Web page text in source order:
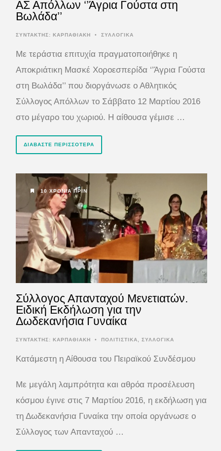
ΑΣ Απόλλων ‘’Άγρια Γούστα στη
Βωλάδα’’
ΣΥΝΤΆΚΤΗΣ: ΚΑΡΠΑΘΙΑΚΗ • ΣΥΛΛΟΓΙΚΑ
Με τεράστια επιτυχία πραγματοποιήθηκε η
Αποκριάτικη Μασκέ Χοροεσπερίδα ‘’Άγρια Γούστα
στη Βωλάδα’’ που διοργάνωσε ο Αθλητικός
Σύλλογος Απόλλων το Σάββατο 12 Μαρτίου 2016
στο μέγαρο του χωριού. Η αίθουσα γέμισε …
ΔΙΑΒΆΣΤΕ ΠΕΡΙΣΣΌΤΕΡΑ
10 ΧΡΌΝΙΑ ΠΡΙΝ
Σύλλογος Απανταχού Μενετιατών.
Ειδική Εκδήλωση για την
Δωδεκανήσια Γυναίκα
ΣΥΝΤΆΚΤΗΣ: ΚΑΡΠΑΘΙΑΚΗ • ΠΟΛΙΤΙΣΤΙΚΑ ΣΥΛΛΟΓΙΚΑ
Κατάμεστη η Αίθουσα του Πειραϊκού Συνδέσμου
Με μεγάλη λαμπρότητα και αθρόα προσέλευση
κόσμου έγινε στις 7 Μαρτίου 2016, η εκδήλωση για
τη Δωδεκανήσια Γυναίκα την οποία οργάνωσε ο
Σύλλογος των Απανταχού …